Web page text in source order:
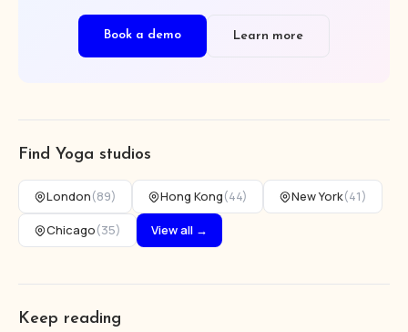
Book a demo Learn more
Find Yoga studios
London(89) Hong Kong(44) New York(41)
Chicago(35) View all →
Keep reading